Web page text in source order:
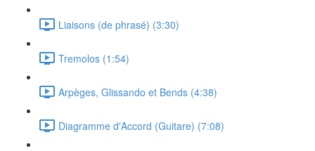
Liaisons (de phrasé) (3:30)
Tremolos (1:54)
Arpèges, Glissando et Bends (4:38)
Diagramme d'Accord (Guitare) (7:08)